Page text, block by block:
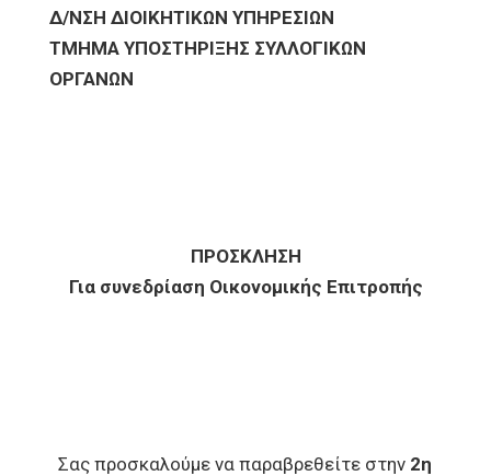
Δ/ΝΣΗ ΔΙΟΙΚΗΤΙΚΩΝ ΥΠΗΡΕΣΙΩΝ
ΤΜΗΜΑ ΥΠΟΣΤΗΡΙΞΗΣ ΣΥΛΛΟΓΙΚΩΝ
ΟΡΓΑΝΩΝ
ΠΡΟΣΚΛΗΣΗ
Για συνεδρίαση Οικονομικής Επιτροπής
Σας προσκαλούμε να παραβρεθείτε στην 2η